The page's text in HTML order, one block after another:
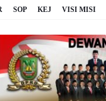
SOP KEJ VISI MISI